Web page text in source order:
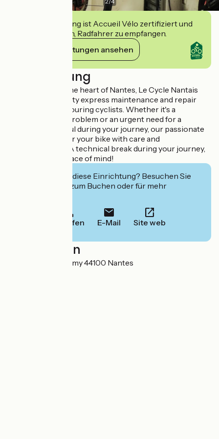
Diese Einrichtung ist Accueil Vélo zertifiziert und
verpflichtet sich, Radfahrer zu empfangen.
Ihre Verpflichtungen ansehen
Beschreibung
Located right in the heart of Nantes, Le Cycle Nantais
offers a high-quality express maintenance and repair
service, ideal for touring cyclists. Whether it's a
puncture, a gear problem or an urgent need for a
complete overhaul during your journey, our passionate
team will look after your bike with care and
professionalism. A technical break during your journey,
with complete peace of mind!
Interessiert Sie diese Einrichtung? Besuchen Sie
deren Website zum Buchen oder für mehr
Anrufen E-Mail Site web
Localisation
172 Rue Paul Bellamy 44100 Nantes